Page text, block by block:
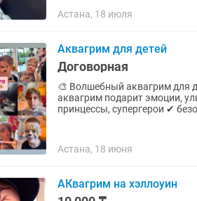
Астана, 18 июля
Аквагрим для детей
Договорная
🎨 Волшебный аквагрим для
аквагрим подарит эмоции, улыбки и море радости
принцессы,
Астана, 18 июня
АКвагрим на хэллоуин